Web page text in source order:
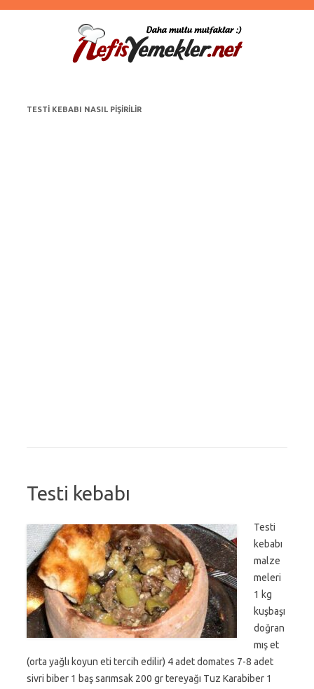
TESTI KEBABI NASIL PIŞIRILIR
Testi kebabı
Testi
kebabı
malze
meleri
1 kg
kuşbaşı
doğran
mış et
(orta yağlı koyun eti tercih edilir) 4 adet domates 7-8 adet
sivri biber 1 baş sarımsak 200 gr tereyağı Tuz Karabiber 1